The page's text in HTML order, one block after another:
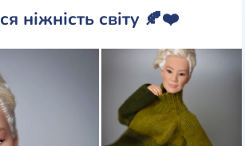
ніжність світу 🍂❤️